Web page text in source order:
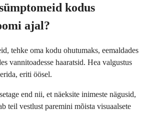
kodus
ajal?
tehke oma kodu ohutumaks, eemaldades
vannitoadesse haaratsid. Hea valgustus
eriti öösel.
end nii, et näeksite inimeste nägusid,
teil vestlust paremini mõista visuaalsete